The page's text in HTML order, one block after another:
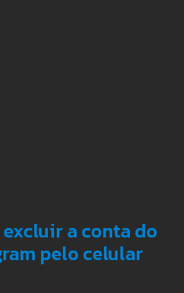
excluir a conta do
pelo celular